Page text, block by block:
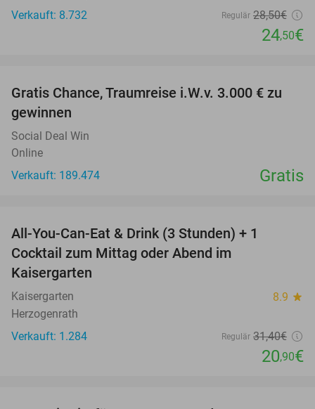
Verkauft: 8.732
Regulär 28,50€
24,50€
Gratis Chance, Traumreise i.W.v. 3.000 € zu
gewinnen
Social Deal Win
Online
Verkauft: 189.474
Gratis
All-You-Can-Eat & Drink (3 Stunden) + 1
Cocktail zum Mittag oder Abend im
Kaisergarten
Kaisergarten 8.9 star
Herzogenrath
Verkauft: 1.284
Regulär 31,40€
20,90€